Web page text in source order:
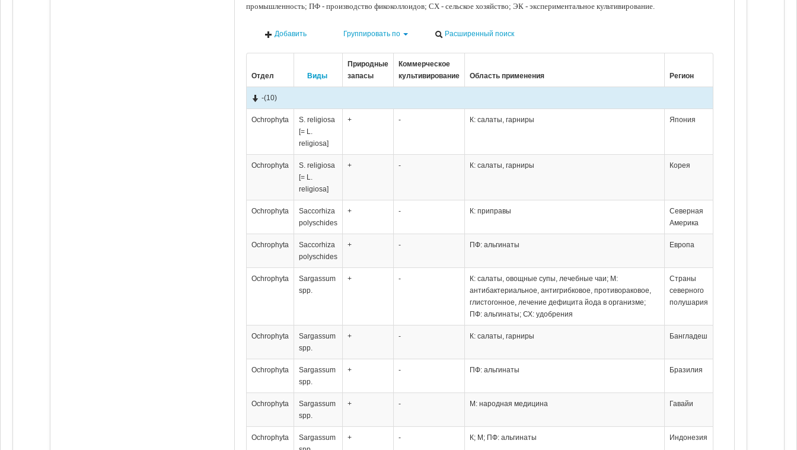
промышленность; ПФ - производство фикоколлоидов; СХ - сельское хозяйство; ЭК - экспериментальное культивирование.
Добавить Группировать по Расширенный поиск
Отдел Виды
Природные
запасы
Коммерческое
культивирование
Область применения Регион
-(10)
Ochrophyta
S. religiosa
[= L.
religiosa]
+ - К: салаты, гарниры Япония
Ochrophyta
S. religiosa
[= L.
religiosa]
+ - К: салаты, гарниры Корея
Ochrophyta
Saccorhiza
polyschides
+ - К: приправы
Северная
Америка
Ochrophyta
Saccorhiza
polyschides
+ - ПФ: альгинаты Европа
Ochrophyta
Sargassum
spp.
+ -
К: салаты, овощные супы, лечебные чаи; М:
антибактериальное, антигрибковое, противораковое,
глистогонное, лечение дефицита йода в организме;
ПФ: альгинаты; СХ: удобрения
Страны
северного
полушария
Ochrophyta
Sargassum
spp.
+ - К: салаты, гарниры Бангладеш
Ochrophyta
Sargassum
spp.
+ - ПФ: альгинаты Бразилия
Ochrophyta
Sargassum
spp.
+ - М: народная медицина Гавайи
Ochrophyta
Sargassum
+ - К; М; ПФ: альгинаты Индонезия